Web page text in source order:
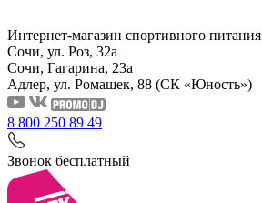
Интернет-магазин спортивного питания
Сочи, ул. Роз, 32а
Сочи, Гагарина, 23а
Адлер, ул. Ромашек, 88 (СК «Юность»)
8 800 250 89 49
Звонок бесплатный